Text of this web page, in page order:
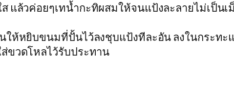
แล้วค่อยๆเทน้ำกะทิผสมให้จนแป้งละลายไม่เป็น
ให้หยิบขนมที่ปั้นไว้ลงชุบแป้งทีละอัน ลงในกระท
ขวดโหลไว้รับประทาน